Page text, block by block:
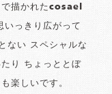
描かれたcosael
いっきり広がって
ない スペシャルな
り ちょっととぼ
楽しいです。